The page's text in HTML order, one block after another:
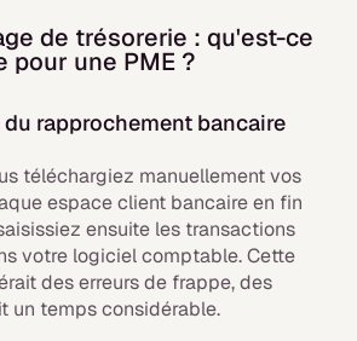
de trésorerie : qu'est-ce
pour une PME ?
rapprochement bancaire
téléchargiez manuellement vos
espace client bancaire en fin
ensuite les transactions
votre logiciel comptable. Cette
des erreurs de frappe, des
un temps considérable.